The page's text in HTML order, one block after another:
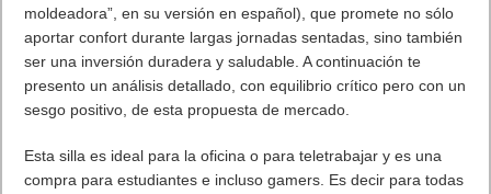
moldeadora”, en su versión en español), que promete no sólo
aportar confort durante largas jornadas sentadas, sino también
ser una inversión duradera y saludable. A continuación te
presento un análisis detallado, con equilibrio crítico pero con un
sesgo positivo, de esta propuesta de mercado.
Esta silla es ideal para la oficina o para teletrabajar y es una
compra para estudiantes e incluso gamers. Es decir para todas